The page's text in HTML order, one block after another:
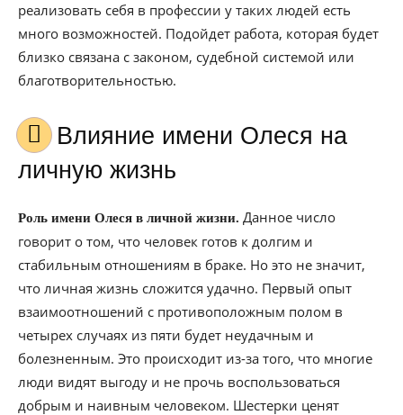
реализовать себя в профессии у таких людей есть
много возможностей. Подойдет работа, которая будет
близко связана с законом, судебной системой или
благотворительностью.
Влияние имени Олеся на
личную жизнь
Роль имени Олеся в личной жизни. Данное число
говорит о том, что человек готов к долгим и
стабильным отношениям в браке. Но это не значит,
что личная жизнь сложится удачно. Первый опыт
взаимоотношений с противоположным полом в
четырех случаях из пяти будет неудачным и
болезненным. Это происходит из-за того, что многие
люди видят выгоду и не прочь воспользоваться
добрым и наивным человеком. Шестерки ценят